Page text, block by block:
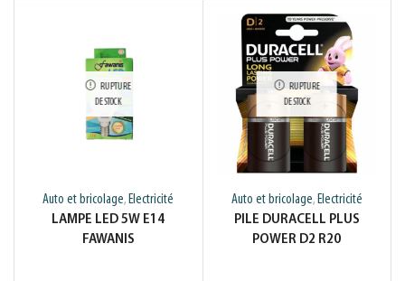
RUPTURE
DE STOCK
Auto et bricolage, Electricité
LAMPE LED 5W E14
FAWANIS
RUPTURE
DE STOCK
Auto et bricolage, Electricité
PILE DURACELL PLUS
POWER D2 R20